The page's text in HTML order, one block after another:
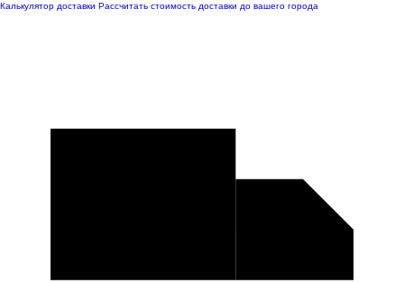
Калькулятор доставки Рассчитать стоимость доставки до вашего города